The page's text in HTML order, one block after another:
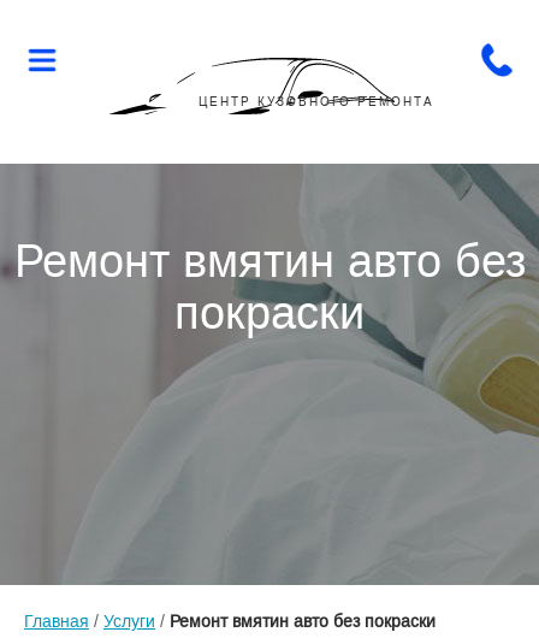
ЦЕНТР КУЗОВНОГО РЕМОНТА
Ремонт вмятин авто без
покраски
Главная / Услуги / Ремонт вмятин авто без покраски